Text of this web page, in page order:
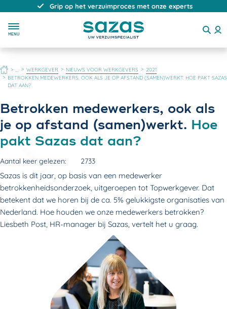
Direct, persoonlijk en deskundig advies
MENU
HOME WERKGEVER NIEUWS VOOR WERKGEVERS
2021
BETROKKEN MEDEWERKERS, OOK ALS JE OP AFSTAND (SAMEN)WERKT. HOE PAKT SAZAS
DAT AAN?
Betrokken medewerkers, ook als
je op afstand (samen)werkt. Hoe
pakt Sazas dat aan?
Aantal keer gelezen: 2733
Sazas is dit jaar, op basis van een medewerker
betrokkenheidsonderzoek, uitgeroepen tot Topwerkgever. Dat
betekent dat we horen bij de ca. 5% gelukkigste organisaties van
Nederland. Hoe houden we onze medewerkers betrokken?
Liesbeth Post, HR-manager bij Sazas, vertelt het u graag.